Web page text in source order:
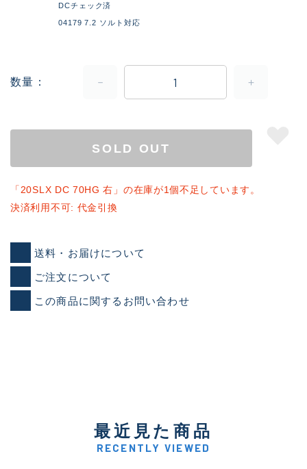
DCチェック済
04179 7.2 ソルト対応
数量
SOLD OUT
「20SLX DC 70HG 右」の在庫が1個不足しています。
決済利用不可: 代金引換
送料・お届けについて
ご注文について
この商品に関するお問い合わせ
最近見た商品
RECENTLY VIEWED